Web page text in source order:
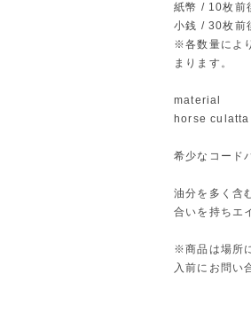
紙幣 / 10枚前
小銭 / 30枚前
※各数量によ
まります。
material
horse culatta
希少なコード
油分を多く含
合いを持ちエ
※商品は場所
入前にお問い